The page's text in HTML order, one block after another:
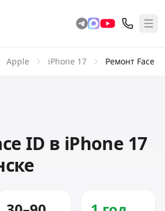
Apple iPhone 17 Ремонт Face ID
ID в iPhone 17